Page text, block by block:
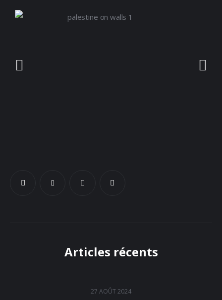
Articles récents
27 AOÛT 2024